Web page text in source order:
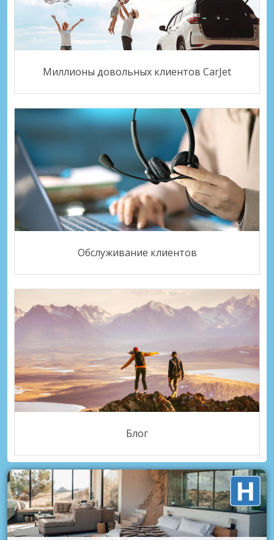
Миллионы довольных клиентов CarJet
Обслуживание клиентов
Блог